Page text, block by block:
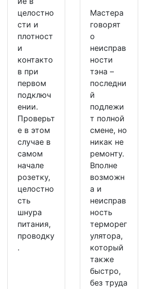
целостно
сти и
плотност
и
контакто
в при
первом
подключ
ении.
Проверьт
е в этом
случае в
самом
начале
розетку,
целостно
сть
шнура
питания,
проводку
.
Мастера
говорят
о
неисправ
ности
тэна –
последни
й
подлежи
т полной
смене, но
никак не
ремонту.
Вполне
возможн
а и
неисправ
ность
терморег
улятора,
который
также
быстро,
без труда